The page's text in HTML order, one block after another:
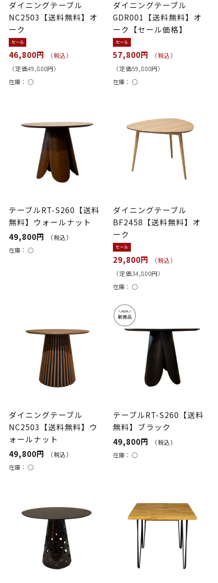
ダイニングテーブル
NC2503【送料無料】オ
ーク
セール
46,800円
（税込）
（定価49,800円）
在庫： ○
ダイニングテーブル
GDR001【送料無料】オ
ーク【セール価格】
セール
57,800円
（税込）
（定価59,800円）
在庫：○
テーブルRT-S260【送料
無料】ウォールナット
49,800円
（税込）
在庫： ○
ダイニングテーブル
BF2458【送料無料】オ
ーク
セール
29,800円
（税込）
（定価34,800円）
在庫：○
ダイニングテーブル
NC2503【送料無料】ウ
ォールナット
49,800円
（税込）
在庫： ○
テーブルRT-S260【送料
無料】ブラック
49,800円
（税込）
在庫：○